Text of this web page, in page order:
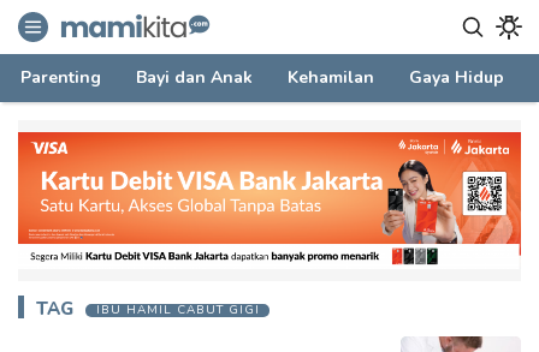
mamikita.com
Informasi Parenting untuk Mami Milenial
Parenting Bayi dan Anak Kehamilan Gaya Hidup
TAG IBU HAMIL CABUT GIGI